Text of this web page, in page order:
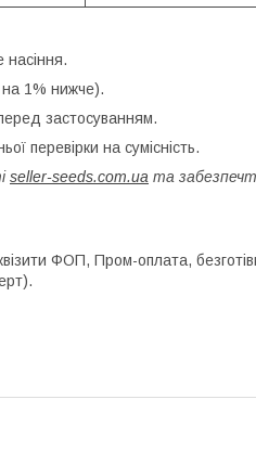
насіння.
на 1% нижче).
застосуванням.
перевірки на сумісність.
seller-seeds.com.ua та
ФОП, Пром-оплата,